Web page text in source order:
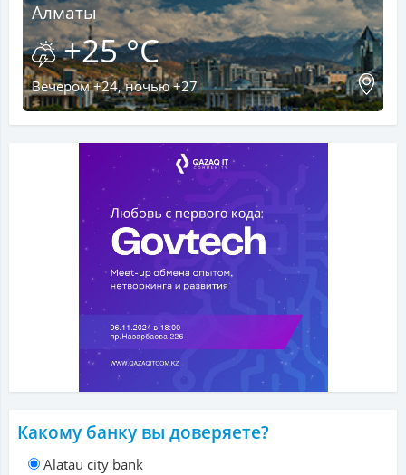
Алматы
+25 °C
Вечером +24, ночью +27
Какому банку вы доверяете?
Alatau city bank